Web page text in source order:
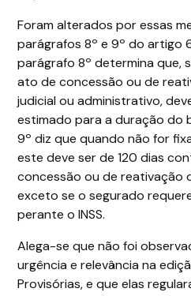
Foram alterados por essas
parágrafos 8º e 9º do artigo
parágrafo 8º determina que,
ato de concessão ou de
judicial ou administrativo,
estimado para a duração do
9º diz que quando não for
este deve ser de 120 dias
concessão ou de reativação
exceto se o segurado
perante o INSS.
Alega-se que não foi
urgência e relevância na
Provisórias, e que elas